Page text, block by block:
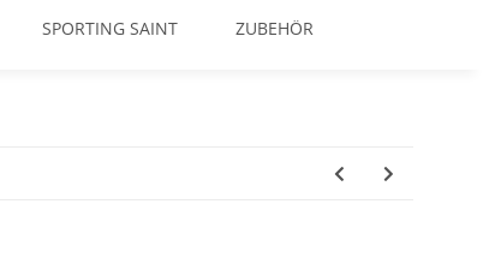
SPORTING SAINT ZUBEHÖR